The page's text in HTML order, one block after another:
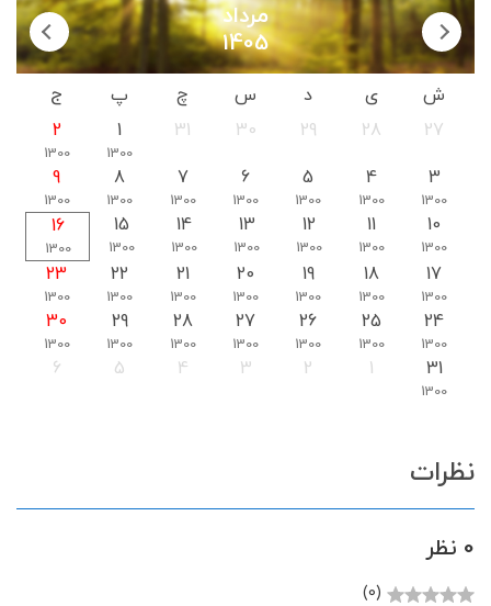
مرداد
1405
ش ی د س چ پ
ج
27
28
29
30
31
1
1300
2
1300
3
1300
4
1300
5
1300
6
1300
7
1300
8
1300
9
1300
10
1300
11
1300
12
1300
13
1300
14
1300
15
1300
16
1300
17
1300
18
1300
19
1300
20
1300
21
1300
22
1300
23
1300
24
1300
25
1300
26
1300
27
1300
28
1300
29
1300
30
1300
31
1300
1
2
3
4
5
6
نظرات
0 نظر
(0)